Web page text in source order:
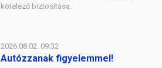
kötelező biztosítása.
2026.08.02. 09:32
Autózzanak figyelemmel!